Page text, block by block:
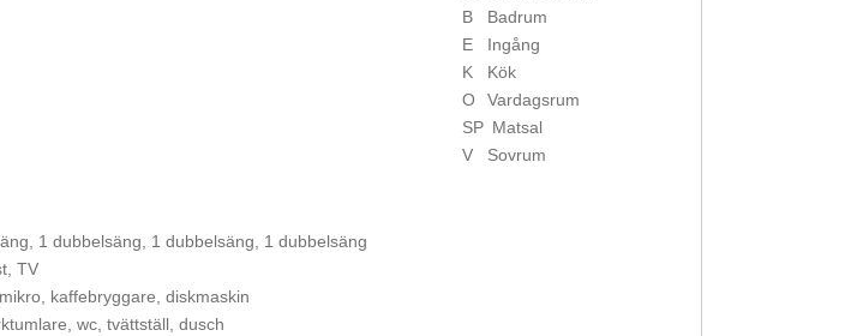
B
Badrum
E
Ingång
K
Kök
O
Vardagsrum
SP Matsal
V
Sovrum
1 dubbelsäng, 1 dubbelsäng, 1 dubbelsäng
TV
kaffebryggare, diskmaskin
wc, tvättställ, dusch